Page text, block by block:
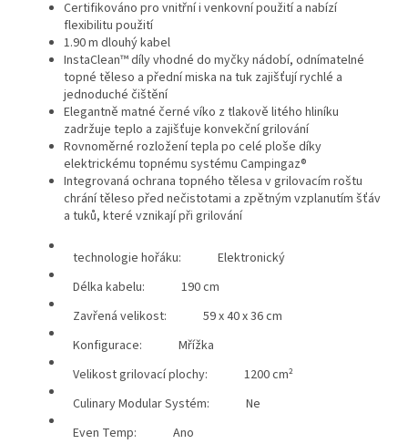
Certifikováno pro vnitřní i venkovní použití a nabízí
flexibilitu použití
1.90 m dlouhý kabel
InstaClean™ díly vhodné do myčky nádobí, odnímatelné
topné těleso a přední miska na tuk zajišťují rychlé a
jednoduché čištění
Elegantně matné černé víko z tlakově litého hliníku
zadržuje teplo a zajišťuje konvekční grilování
Rovnoměrné rozložení tepla po celé ploše díky
elektrickému topnému systému Campingaz®
Integrovaná ochrana topného tělesa v grilovacím roštu
chrání těleso před nečistotami a zpětným vzplanutím šťáv
a tuků, které vznikají při grilování
technologie hořáku:
Elektronický
Délka kabelu:
190 cm
Zavřená velikost:
59 x 40 x 36 cm
Konfigurace:
Mřížka
Velikost grilovací plochy:
1200 cm²
Culinary Modular Systém:
Ne
Even Temp:
Ano